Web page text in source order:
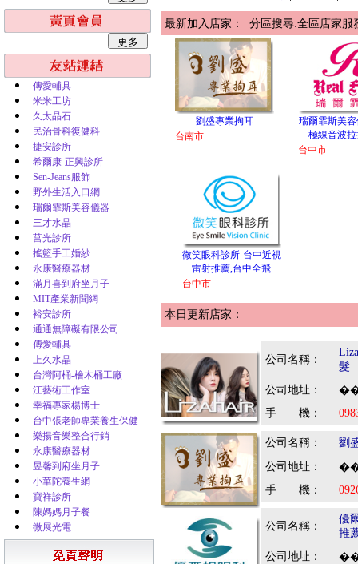
傳愛輔具
米米工坊
久太晶石
民治骨科復健科
捷安診所
希爾康-正興診所
Sen-Jeans服飾
野外生活入口網
瑞爾霏斯美容儀器
三才水晶
莒光診所
搖籃手工婚紗
永康醫療器材
滿月喜到府坐月子
MIT產業新聞網
裕安診所
通通無障礙有限公司
傳愛輔具
上久水晶
台灣阿桶-檜木桶工廠
江藝術工作室
幸福專家楊博士
台中張老師專業養生保健
樂揚音樂整合行銷
永康醫療器材
昱馨到府坐月子
小華陀養生網
寶祥診所
陳媽媽月子餐
微展光電
最新加入店家： 分區搜尋:全區店家服
劉盛專業掏耳
台南市
瑞爾霏斯美
極線音波
台中市
微笑眼科診所-台中近視
雷射推薦,台中全飛
台中市
本日更新店家：
公司名稱：
髮
公司地址：
��
手 機：
公司名稱：
劉
公司地址：
��
手 機：
公司名稱：
優
推
公司地址：
��